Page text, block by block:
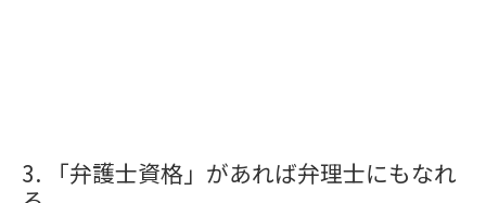
「弁護士資格」があれば弁理士にもなれ